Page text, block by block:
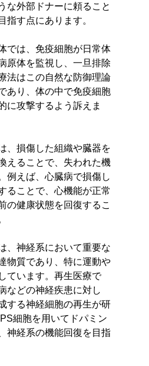
な外部ドナーに頼ること
指す点にあります。
では、免疫細胞が日常体
原体を監視し、一旦排除
法はこの自然な防御理論
あり、体の中で免疫細胞
に攻撃するよう訴えま
、損傷した組織や臓器を
えることで、失われた機
例えば、心臓病で損傷し
ることで、心機能が正常
の健康状態を回復するこ
、神経系において重要な
物質であり、特に運動や
ています。再生医療で
などの神経疾患に対し
する神経細胞の再生が研
細胞を用いてドパミン
神経系の機能回復を目指